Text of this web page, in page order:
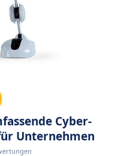
Cyber-
Unternehmen